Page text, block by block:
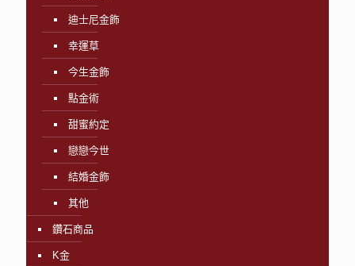
迪士尼金飾
幸運草
今生金飾
點金術
甜蜜約定
戀戀今世
結婚金飾
其他
鑽石商品
K金